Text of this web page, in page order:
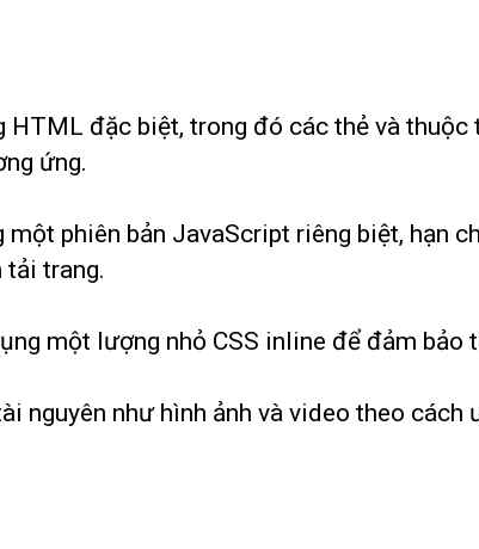
HTML đặc biệt, trong đó các thẻ và thuộc
ứng.
phiên bản JavaScript riêng biệt, hạn
tải trang.
một lượng nhỏ CSS inline để đảm bảo
nguyên như hình ảnh và video theo cách